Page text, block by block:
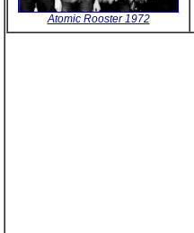
Atomic Rooster 1972